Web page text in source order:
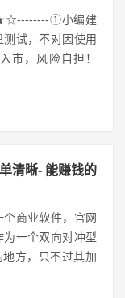
①小编建
试，不对因使用
市，风险自担！
清晰- 能赚钱的
商业软件，官网
一个双向对冲型
方，只不过其加